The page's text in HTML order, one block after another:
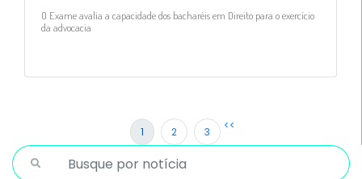
O Exame avalia a capacidade dos bacharéis em Direito para o exercício
da advocacia
1 2 3 <<